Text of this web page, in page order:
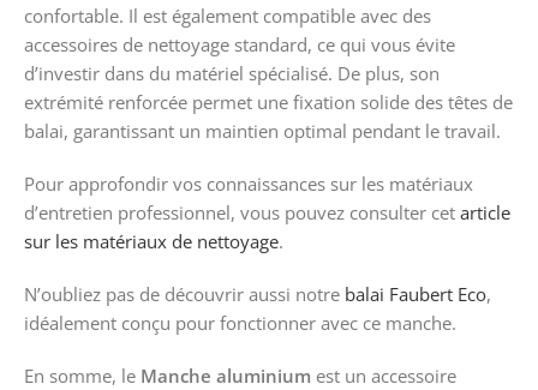
confortable. Il est également compatible avec des
accessoires de nettoyage standard, ce qui vous évite
d’investir dans du matériel spécialisé. De plus, son
extrémité renforcée permet une fixation solide des têtes de
balai, garantissant un maintien optimal pendant le travail.
Pour approfondir vos connaissances sur les matériaux
d’entretien professionnel, vous pouvez consulter cet article
sur les matériaux de nettoyage.
N’oubliez pas de découvrir aussi notre balai Faubert Eco,
idéalement conçu pour fonctionner avec ce manche.
En somme, le Manche aluminium est un accessoire